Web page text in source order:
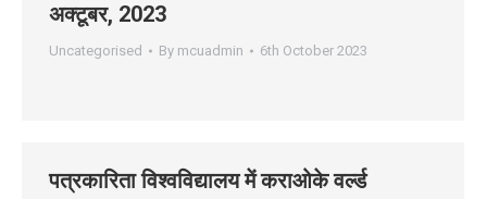
अक्‍टूबर, 2023
Uncategorised By mcuadmin 6th October 2023
पत्रकारिता विश्वविद्यालय में कराओके वर्ल्ड